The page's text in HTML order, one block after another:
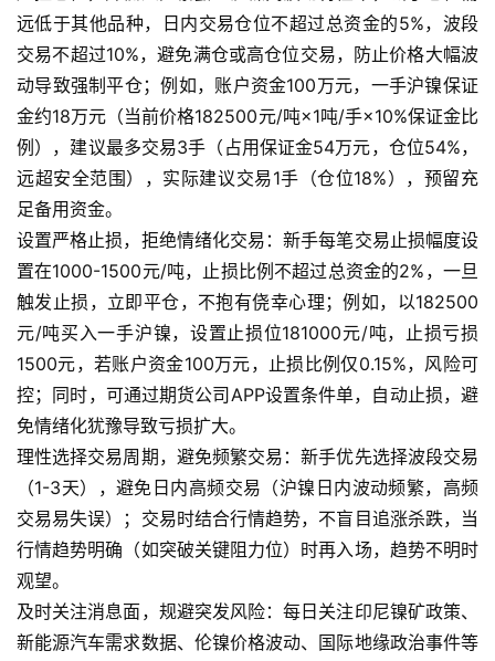
期
货
入
门
期
货
行
情
黄
金
期
货
远低于其他品种，日内交易仓位不超过总资金的5%，波段
交易不超过10%，避免满仓或高仓位交易，防止价格大幅波
动导致强制平仓；例如，账户资金100万元，一手沪镍保证
金约18万元（当前价格182500元/吨×1吨/手×10%保证金比
例），建议最多交易3手（占用保证金54万元，仓位54%，
远超安全范围），实际建议交易1手（仓位18%），预留充
足备用资金。
设置严格止损，拒绝情绪化交易：新手每笔交易止损幅度设
置在1000-1500元/吨，止损比例不超过总资金的2%，一旦
触发止损，立即平仓，不抱有侥幸心理；例如，以182500
元/吨买入一手沪镍，设置止损位181000元/吨，止损亏损
1500元，若账户资金100万元，止损比例仅0.15%，风险可
控；同时，可通过期货公司APP设置条件单，自动止损，避
免情绪化犹豫导致亏损扩大。
理性选择交易周期，避免频繁交易：新手优先选择波段交易
（1-3天），避免日内高频交易（沪镍日内波动频繁，高频
交易易失误）；交易时结合行情趋势，不盲目追涨杀跌，当
行情趋势明确（如突破关键阻力位）时再入场，趋势不明时
观望。
及时关注消息面，规避突发风险：每日关注印尼镍矿政策、
新能源汽车需求数据、伦镍价格波动、国际地缘政治事件等